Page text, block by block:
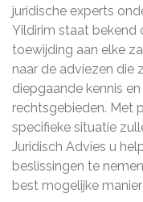
juridische experts
Yildirim staat bekend
toewijding aan elke
naar de adviezen die
diepgaande kennis
rechtsgebieden. Met
specifieke situatie
Juridisch Advies u
beslissingen te
best mogelijke